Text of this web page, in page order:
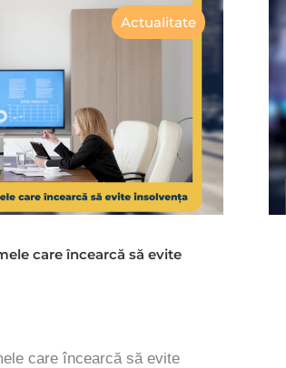
Actualitate
care încearcă să evite
care încearcă să evite